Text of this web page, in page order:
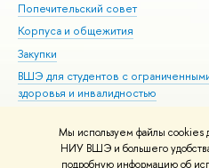
Мы используем файлы cookies
НИУ ВШЭ и большего
подробную информацию об
Попечительский совет
Корпуса и общежития
Закупки
ВШЭ для студентов с
здоровья и инвалидностью
Единая платежная страница